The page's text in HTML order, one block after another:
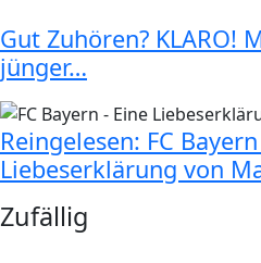
Gut Zuhören? KLARO!
jünger…
Reingelesen: FC
Liebeserklärung von
Zufällig